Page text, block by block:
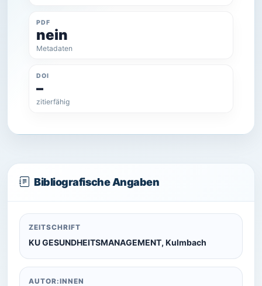
PDF
nein
Metadaten
DOI
–
zitierfähig
Bibliografische Angaben
ZEITSCHRIFT
KU GESUNDHEITSMANAGEMENT, Kulmbach
AUTOR:INNEN